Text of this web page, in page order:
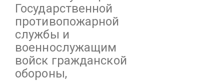
Государственной
противопожарной
службы и
военнослужащим
войск гражданской
обороны,